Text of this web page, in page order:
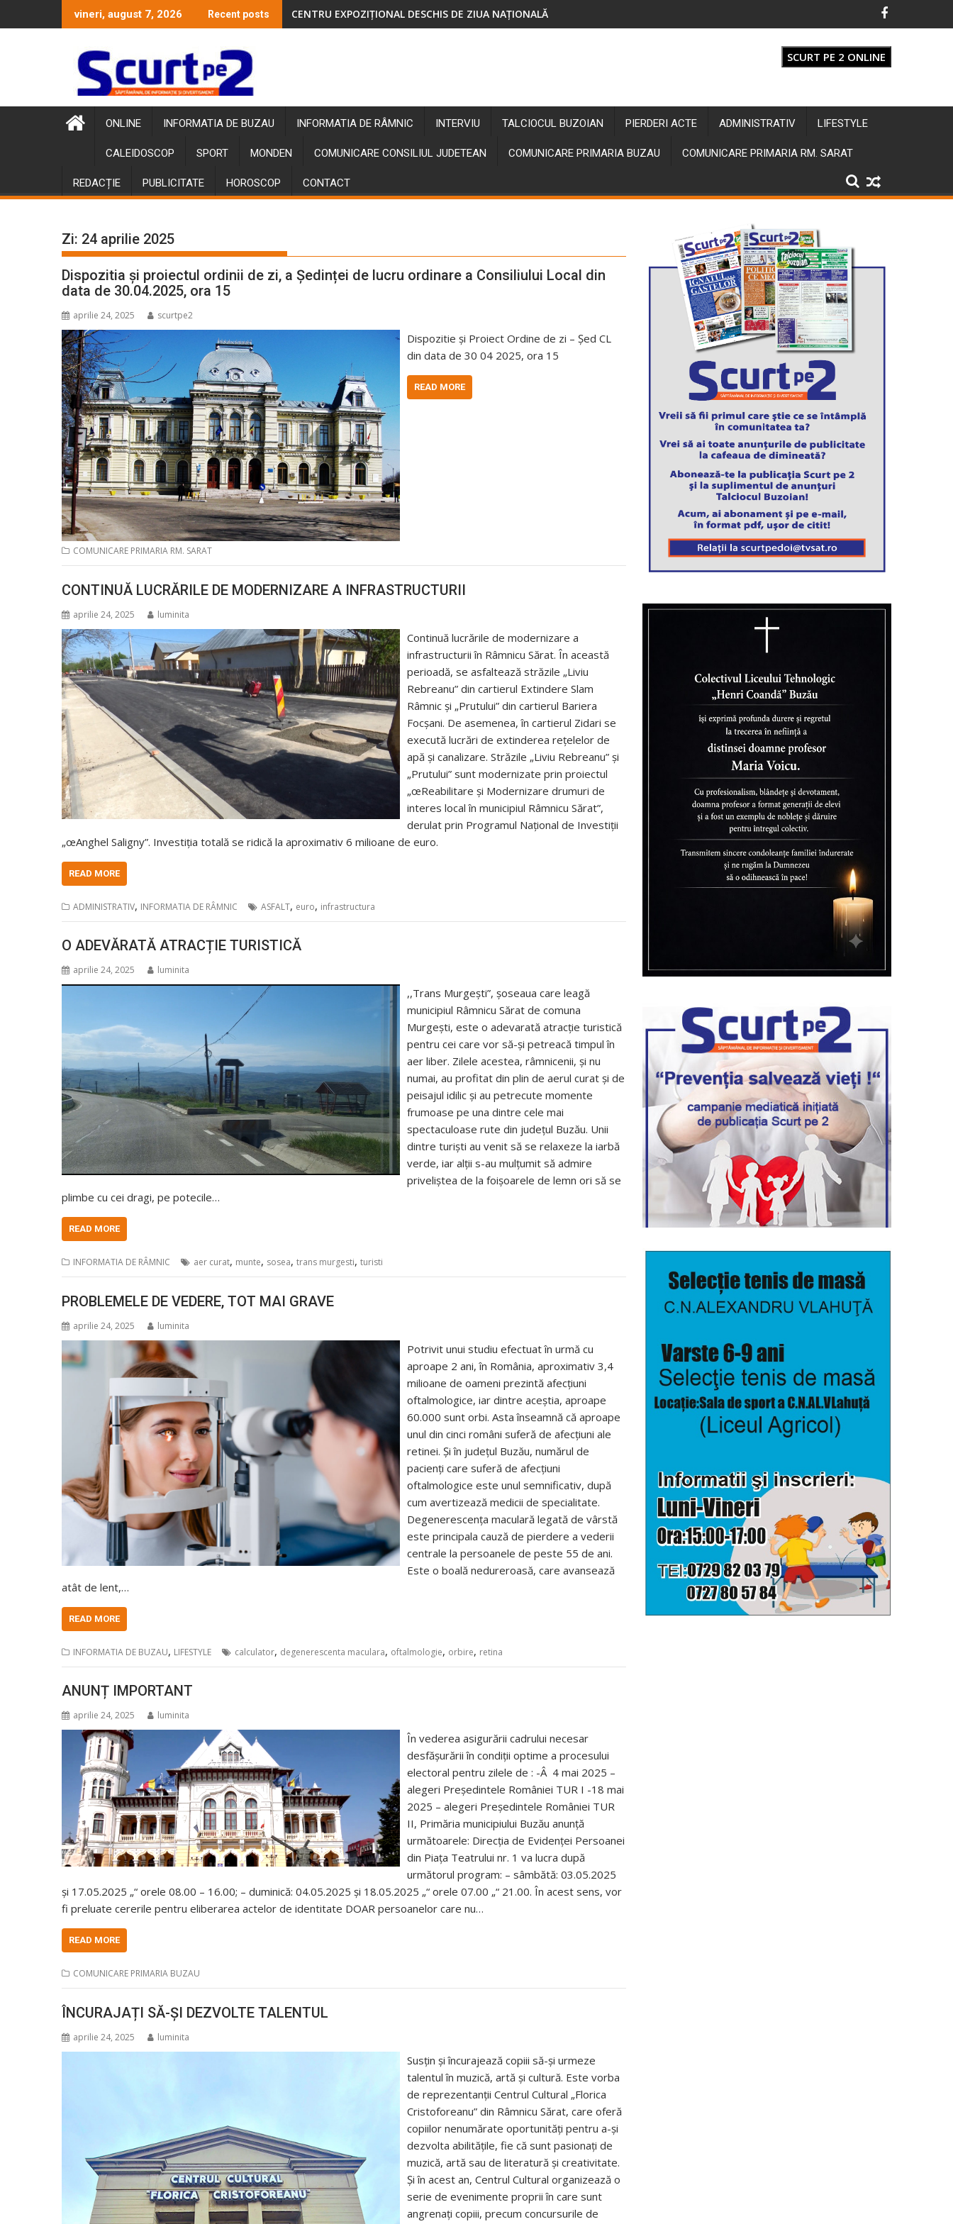
to
vineri, august 7, 2026 Recent posts CENTRU EXPOZIȚIONAL DESCHIS DE ZIUA NAȚIONALĂ
SCURT PE 2 ONLINE
ONLINE INFORMATIA DE BUZAU INFORMATIA DE RÂMNIC INTERVIU TALCIOCUL BUZOIAN PIERDERI ACTE ADMINISTRATIV LIFESTYLE
CALEIDOSCOP SPORT MONDEN COMUNICARE CONSILIUL JUDETEAN COMUNICARE PRIMARIA BUZAU COMUNICARE PRIMARIA RM. SARAT
REDACȚIE PUBLICITATE HOROSCOP CONTACT
Zi: 24 aprilie 2025
Dispozitia și proiectul ordinii de zi, a Ședinței de lucru ordinare a Consiliului Local din
data de 30.04.2025, ora 15
aprilie 24, 2025 scurtpe2
Dispozitie și Proiect Ordine de zi – Șed CL
din data de 30 04 2025, ora 15
READ MORE
COMUNICARE PRIMARIA RM. SARAT
CONTINUĂ LUCRĂRILE DE MODERNIZARE A INFRASTRUCTURII
aprilie 24, 2025 luminita
Continuă lucrările de modernizare a
infrastructurii în Râmnicu Sărat. În această
perioadă, se asfaltează străzile „Liviu
Rebreanu” din cartierul Extindere Slam
Râmnic și „Prutului” din cartierul Bariera
Focșani. De asemenea, în cartierul Zidari se
execută lucrări de extinderea rețelelor de
apă și canalizare. Străzile „Liviu Rebreanu” și
„Prutului” sunt modernizate prin proiectul
„œReabilitare și Modernizare drumuri de
interes local în municipiul Râmnicu Sărat”,
derulat prin Programul Național de Investiții
„œAnghel Saligny”. Investiția totală se ridică la aproximativ 6 milioane de euro.
READ MORE
ADMINISTRATIV, INFORMATIA DE RÂMNIC ASFALT, euro, infrastructura
O ADEVĂRATĂ ATRACȚIE TURISTICĂ
aprilie 24, 2025 luminita
,,Trans Murgești”, șoseaua care leagă
municipiul Râmnicu Sărat de comuna
Murgești, este o adevarată atracție turistică
pentru cei care vor să-și petreacă timpul în
aer liber. Zilele acestea, râmnicenii, și nu
numai, au profitat din plin de aerul curat și de
peisajul idilic și au petrecute momente
frumoase pe una dintre cele mai
spectaculoase rute din județul Buzău. Unii
dintre turiști au venit să se relaxeze la iarbă
verde, iar alții s-au mulțumit să admire
priveliștea de la foișoarele de lemn ori să se
plimbe cu cei dragi, pe potecile…
READ MORE
INFORMATIA DE RÂMNIC aer curat, munte, sosea, trans murgesti, turisti
PROBLEMELE DE VEDERE, TOT MAI GRAVE
aprilie 24, 2025 luminita
Potrivit unui studiu efectuat în urmă cu
aproape 2 ani, în România, aproximativ 3,4
milioane de oameni prezintă afecțiuni
oftalmologice, iar dintre aceștia, aproape
60.000 sunt orbi. Asta înseamnă că aproape
unul din cinci români suferă de afecțiuni ale
retinei. Și în județul Buzău, numărul de
pacienți care suferă de afecțiuni
oftalmologice este unul semnificativ, după
cum avertizează medicii de specialitate.
Degenerescența maculară legată de vârstă
este principala cauză de pierdere a vederii
centrale la persoanele de peste 55 de ani.
Este o boală nedureroasă, care avansează
atât de lent,…
READ MORE
INFORMATIA DE BUZAU, LIFESTYLE calculator, degenerescenta maculara, oftalmologie, orbire, retina
ANUNȚ IMPORTANT
aprilie 24, 2025 luminita
În vederea asigurării cadrului necesar
desfășurării în condiții optime a procesului
electoral pentru zilele de : -Â 4 mai 2025 –
alegeri Președintele României TUR I -18 mai
2025 – alegeri Președintele României TUR
II, Primăria municipiului Buzău anunță
următoarele: Direcția de Evidenței Persoanei
din Piața Teatrului nr. 1 va lucra după
următorul program: – sâmbătă: 03.05.2025
și 17.05.2025 „“ orele 08.00 – 16.00; – duminică: 04.05.2025 și 18.05.2025 „“ orele 07.00 „“ 21.00. În acest sens, vor
fi preluate cererile pentru eliberarea actelor de identitate DOAR persoanelor care nu…
READ MORE
COMUNICARE PRIMARIA BUZAU
ÎNCURAJAȚI SĂ-ȘI DEZVOLTE TALENTUL
aprilie 24, 2025 luminita
Susțin și încurajează copiii să-și urmeze
talentul în muzică, artă și cultură. Este vorba
de reprezentanții Centrul Cultural „Florica
Cristoforeanu” din Râmnicu Sărat, care oferă
copiilor nenumărate oportunități pentru a-și
dezvolta abilitățile, fie că sunt pasionați de
muzică, artă sau de literatură și creativitate.
Și în acest an, Centrul Cultural organizează o
serie de evenimente proprii în care sunt
angrenați copiii, precum concursurile de